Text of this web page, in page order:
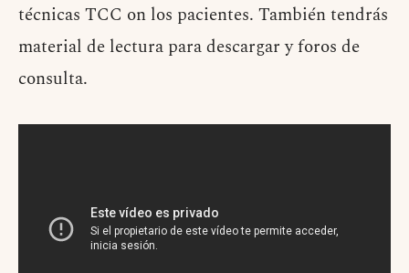
técnicas TCC on los pacientes. También tendrás
material de lectura para descargar y foros de
consulta.